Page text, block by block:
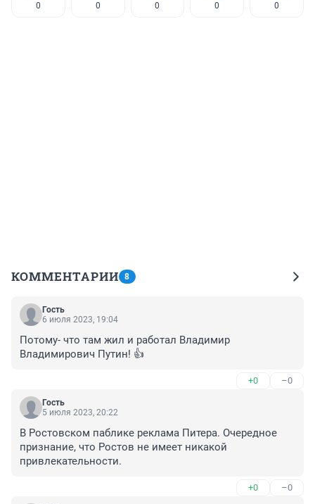
0 0 0 0 0
КОММЕНТАРИИ 8
Гость
6 июля 2023, 19:04
Потому- что там жил и работал Владимир
Владимирович Путин! 👍
+0 –0
Гость
5 июля 2023, 20:22
В Ростовском паблике реклама Питера. Очередное
признание, что Ростов не имеет никакой
привлекательности.
+0 –0